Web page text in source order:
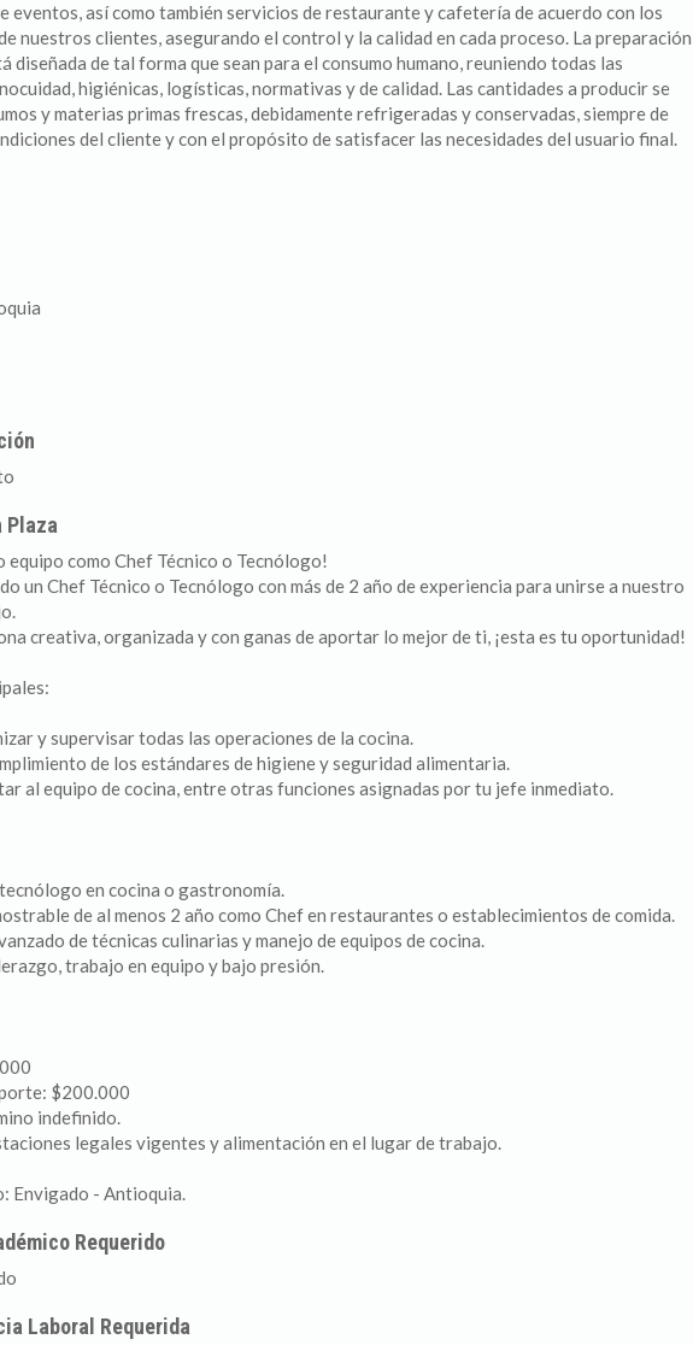
eventos, así como también servicios de restaurante y cafetería de acuerdo con los
nuestros clientes, asegurando el control y la calidad en cada proceso. La preparación
diseñada de tal forma que sean para el consumo humano, reuniendo todas las
higiénicas, logísticas, normativas y de calidad. Las cantidades a producir se
y materias primas frescas, debidamente refrigeradas y conservadas, siempre de
del cliente y con el propósito de satisfacer las necesidades del usuario final.
Plaza
equipo como Chef Técnico o Tecnólogo!
un Chef Técnico o Tecnólogo con más de 2 año de experiencia para unirse a nuestro
creativa, organizada y con ganas de aportar lo mejor de ti, ¡esta es tu oportunidad!
y supervisar todas las operaciones de la cocina.
de los estándares de higiene y seguridad alimentaria.
al equipo de cocina, entre otras funciones asignadas por tu jefe inmediato.
en cocina o gastronomía.
de al menos 2 año como Chef en restaurantes o establecimientos de comida.
de técnicas culinarias y manejo de equipos de cocina.
trabajo en equipo y bajo presión.
$200.000
indefinido.
legales vigentes y alimentación en el lugar de trabajo.
Envigado - Antioquia.
Requerido
Laboral Requerida